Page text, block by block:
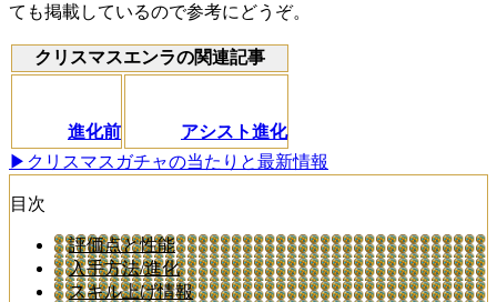
ても掲載しているので参考にどうぞ。
クリスマスエンラの関連記事
進化前
アシスト進化
▶クリスマスガチャの当たりと最新情報
目次
評価点と性能
入手方法/進化
スキル上げ情報